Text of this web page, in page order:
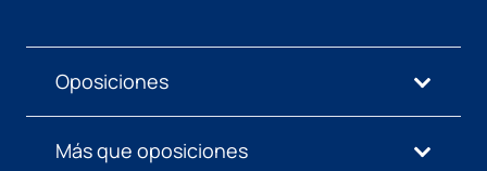
Oposiciones
Más que oposiciones